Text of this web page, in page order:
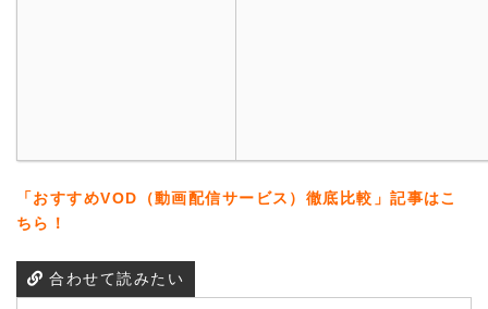
「おすすめVOD（動画配信サービス）徹底比較」記事はこ
ちら！
合わせて読みたい